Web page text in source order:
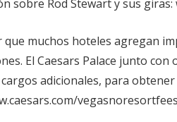
sobre Rod Stewart y sus
muchos hoteles agregan
El Caesars Palace junto con
adicionales, para